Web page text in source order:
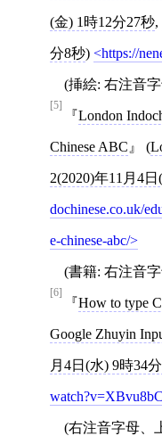
(金) 1時12分27秒,
分8秒) https://
(挿絵: 右注音
[5]
London
Chinese ABC (
2(2020)年11月4
dochinese.co.uk/
e-chinese-abc/
(書籍: 右注音
[6]
How to type
Google Zhuyin
月4日(水) 9時34
(右注音字母、